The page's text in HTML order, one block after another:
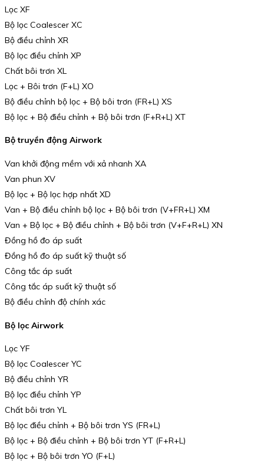
Lọc XF
Bộ lọc Coalescer XC
Bộ điều chỉnh XR
Bộ lọc điều chỉnh XP
Chất bôi trơn XL
Lọc + Bôi trơn (F+L) XO
Bộ điều chỉnh bộ lọc + Bộ bôi trơn (FR+L) XS
Bộ lọc + Bộ điều chỉnh + Bộ bôi trơn (F+R+L) XT
Bộ truyền động Airwork
Van khởi động mềm với xả nhanh XA
Van phun XV
Bộ lọc + Bộ lọc hợp nhất XD
Van + Bộ điều chỉnh bộ lọc + Bộ bôi trơn (V+FR+L) XM
Van + Bộ lọc + Bộ điều chỉnh + Bộ bôi trơn (V+F+R+L) XN
Đồng hồ đo áp suất
Đồng hồ đo áp suất kỹ thuật số
Công tắc áp suất
Công tắc áp suất kỹ thuật số
Bộ điều chỉnh độ chính xác
Bộ lọc Airwork
Lọc YF
Bộ lọc Coalescer YC
Bộ điều chỉnh YR
Bộ lọc điều chỉnh YP
Chất bôi trơn YL
Bộ lọc điều chỉnh + Bộ bôi trơn YS (FR+L)
Bộ lọc + Bộ điều chỉnh + Bộ bôi trơn YT (F+R+L)
Bộ lọc + Bộ bôi trơn YO (F+L)